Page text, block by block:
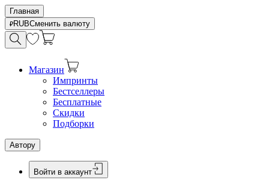
Главная
RUBСменить валюту
Магазин
Импринты
Бестселлеры
Бесплатные
Скидки
Подборки
Автору
Войти в аккаунт